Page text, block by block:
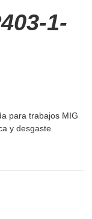
1-
para trabajos MIG
y desgaste